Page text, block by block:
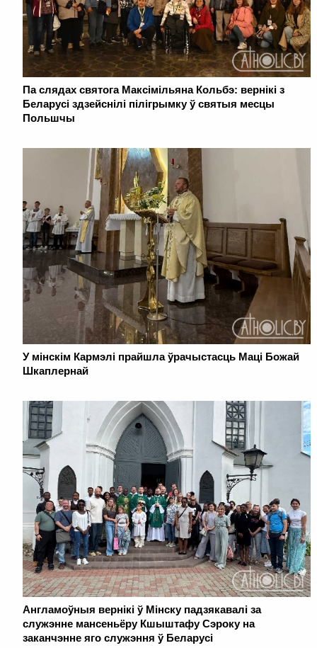
Па слядах святога Максімільяна Кольбэ: вернікі з
Беларусі здзейснілі пілігрымку ў святыя месцы
Польшчы
У мінскім Кармэлі прайшла ўрачыстасць Маці Божай
Шкаплернай
Англамоўныя вернікі ў Мінску падзякавалі за
служэнне мансеньёру Кшыштафу Сэроку на
заканчэнне яго служэння ў Беларусі